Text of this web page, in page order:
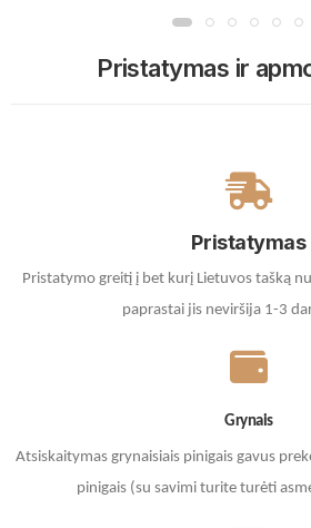
Pristatymas ir
Pristatymas
Pristatymo greitį į bet kurį Lietuvos tašką
paprastai jis neviršija 1-3
Grynais
Atsiskaitymas grynaisiais pinigais gavus
pinigais (su savimi turite turėti